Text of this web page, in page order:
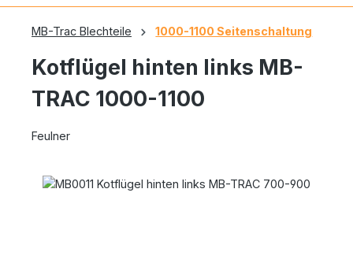
MB-Trac Blechteile 1000-1100 Seitenschaltung
Kotflügel hinten links MB-
TRAC 1000-1100
Feulner
Bildergalerie überspringen